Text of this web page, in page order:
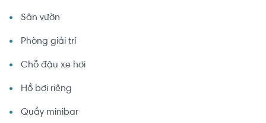
Sân vườn
Phòng giải trí
Chỗ đậu xe hơi
Hồ bơi riêng
Quầy minibar